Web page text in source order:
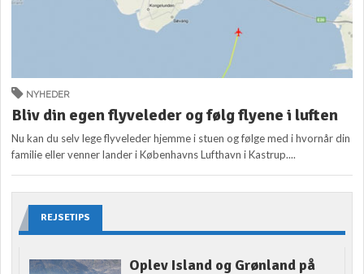
NYHEDER
Bliv din egen flyveleder og følg flyene i luften
Nu kan du selv lege flyveleder hjemme i stuen og følge med i hvornår din
familie eller venner lander i Københavns Lufthavn i Kastrup....
REJSETIPS
Oplev Island og Grønland på